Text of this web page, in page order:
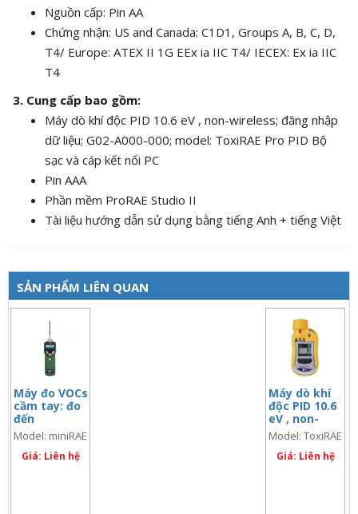
Nguồn cấp: Pin AA
Chứng nhận: US and Canada: C1D1, Groups A, B, C, D,
T4/ Europe: ATEX II 1G EEx ia IIC T4/ IECEX: Ex ia IIC
T4
3. Cung cấp bao gồm:
Máy dò khí độc PID 10.6 eV , non-wireless; đăng nhập
dữ liệu; G02-A000-000; model: ToxiRAE Pro PID Bộ
sạc và cáp kết nối PC
Pin AAA
Phần mềm ProRAE Studio II
Tài liệu hướng dẫn sử dụng bằng tiếng Anh + tiếng Việt
SẢN PHẨM LIÊN QUAN
Máy đo VOCs
cầm tay: đo
đến
5000ppm
Model: miniRAE
Lite PGM-7300
Giá: Liên hệ
Máy dò khí
độc PID 10.6
eV , non-
wireless;
G02-A010-
000
Model: ToxiRAE
Pro PID (PGM-
Giá: Liên hệ